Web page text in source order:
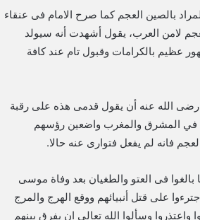
بالصین العجم کما صرح الامام فی عنقاء
لامن العرب، يقول أشهدت أنه سيولد
عظيم بالكرامات وقبول تام عند كافة
رضى الله عنه أن يقول قدمى هذه على رقبة
في المشرق والمغرب واضعين رؤسهم
فانه لم يفعل فتوارى عنه حالا.
فى العتو والطغيان بعد وفاة موسى
على قتل أنبيائهم ووقع الهرج والمرج
وسألوا الله تعالى ان يفرق بينهم